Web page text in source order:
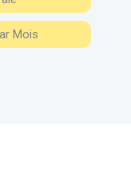
Mois